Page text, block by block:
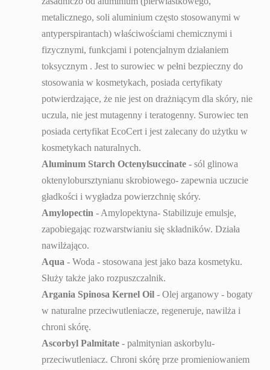
metalicznego, soli aluminium często stosowanymi w
antyperspirantach) właściwościami chemicznymi i
fizycznymi, funkcjami i potencjalnym działaniem
toksycznym . Jest to surowiec w pełni bezpieczny do
stosowania w kosmetykach, posiada certyfikaty
potwierdzające, że nie jest on drażniącym dla skóry, nie
uczula, nie jest mutagenny i teratogenny. Surowiec ten
posiada certyfikat EcoCert i jest zalecany do użytku w
kosmetykach naturalnych.
Aluminum Starch Octenylsuccinate - sól glinowa
oktenylobursztynianu skrobiowego- zapewnia uczucie
gładkości i wygładza powierzchnię skóry.
Amylopectin - Amylopektyna- Stabilizuje emulsje,
zapobiegając rozwarstwianiu się składników. Działa
nawilżająco.
Aqua - Woda - stosowana jest jako baza kosmetyku.
Służy także jako rozpuszczalnik.
Argania Spinosa Kernel Oil - Olej arganowy - bogaty
w naturalne przeciwutleniacze, regeneruje, nawilża i
chroni skórę.
Ascorbyl Palmitate - palmitynian askorbylu-
przeciwutleniacz. Chroni skórę prze promieniowaniem